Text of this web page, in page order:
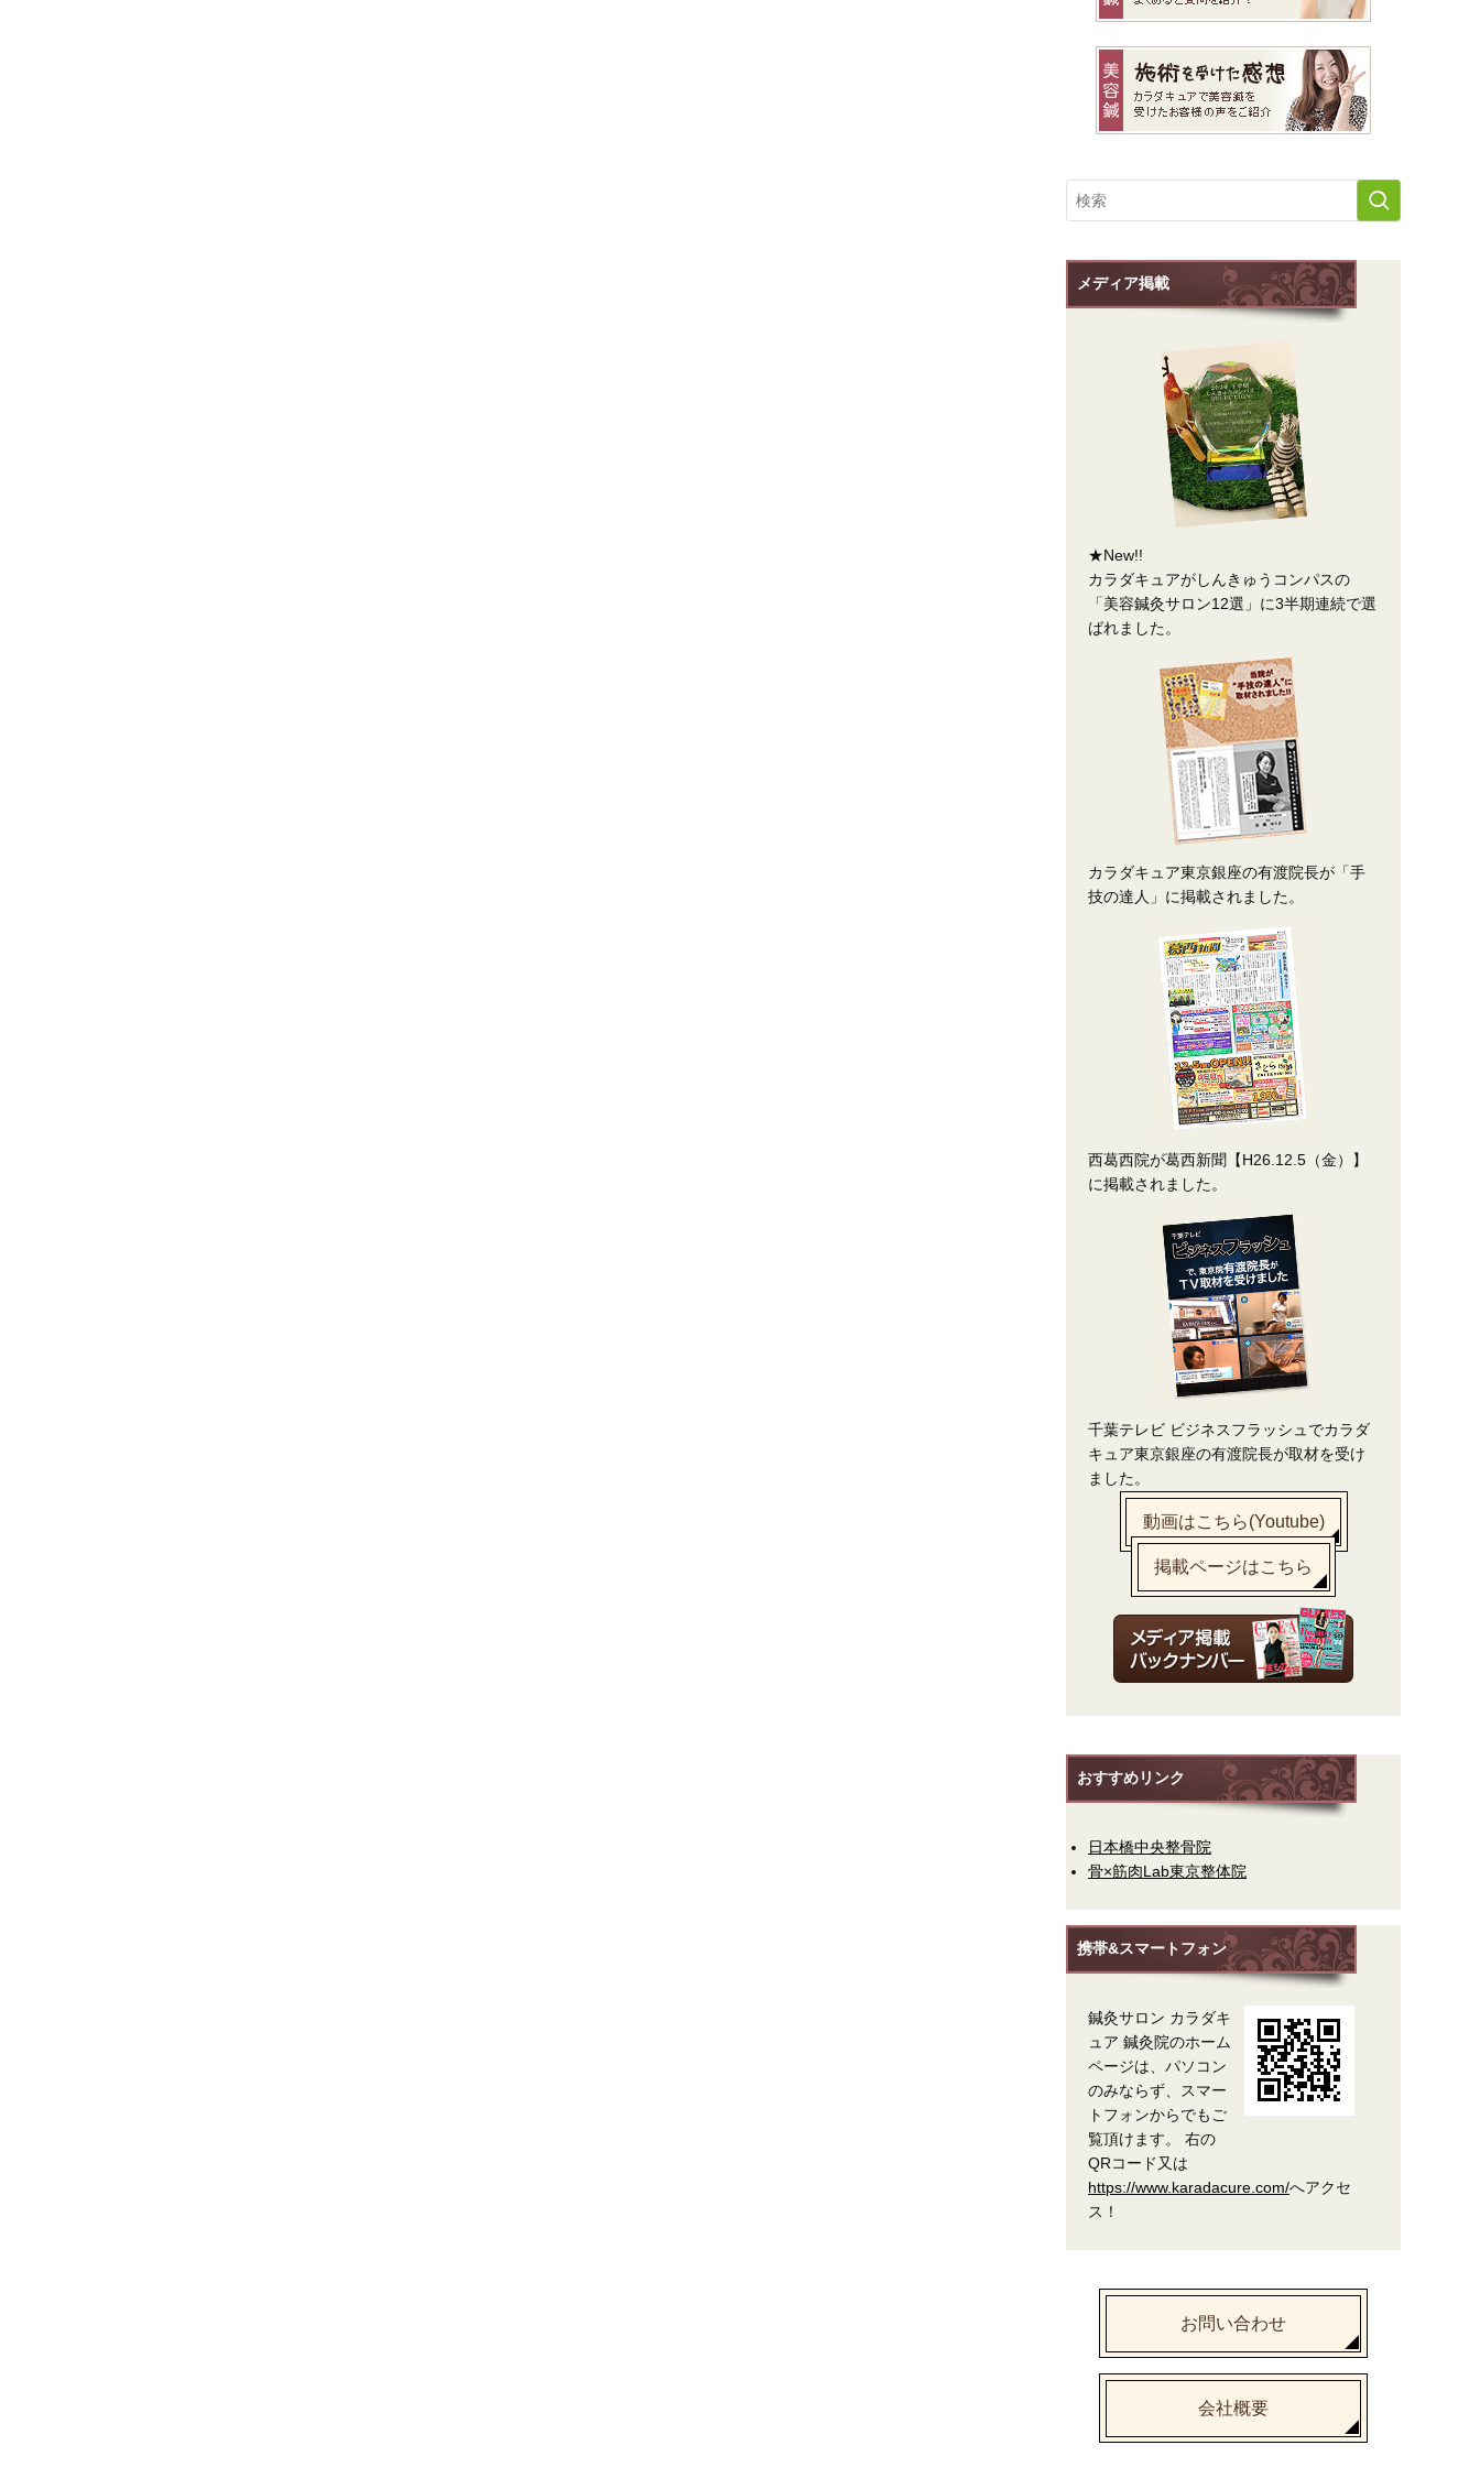
メディア掲載
★New!!
カラダキュアがしんきゅうコンパスの
「美容鍼灸サロン12選」に3半期連続で選
ばれました。
カラダキュア東京銀座の有渡院長が「手
技の達人」に掲載されました。
西葛西院が葛西新聞【H26.12.5（金）】
に掲載されました。
千葉テレビ ビジネスフラッシュでカラダ
キュア東京銀座の有渡院長が取材を受け
ました。
動画はこちら(Youtube)
掲載ページはこちら
おすすめリンク
日本橋中央整骨院
骨×筋肉Lab東京整体院
携帯&スマートフォン
鍼灸サロン カラダキ
ュア 鍼灸院のホーム
ページは、パソコン
のみならず、スマー
トフォンからでもご
覧頂けます。 右の
QRコード又は
https://www.karadacure.com/へアクセ
ス！
お問い合わせ
会社概要